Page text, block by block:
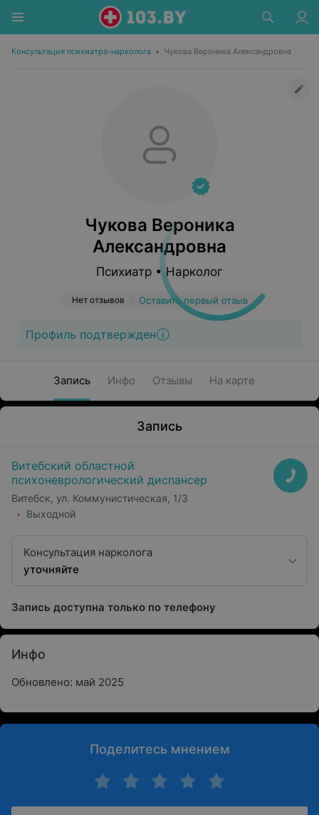
Консультация психиатра-нарколога • Чукова Вероника Александровна
Чукова Вероника
Александровна
Психиатр • Нарколог
Нет отзывов Оставить первый отзыв
Профиль подтвержден
Запись Инфо Отзывы На карте
Запись
Витебский областной
психоневрологический диспансер
Витебск, ул. Коммунистическая, 1/3
Выходной
Консультация нарколога
уточняйте
Запись доступна только по телефону
Инфо
Обновлено: май 2025
Поделитесь мнением